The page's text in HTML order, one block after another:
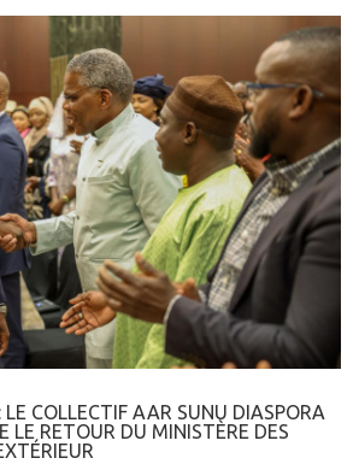
COLLECTIF AAR SUNU DIASPORA
LE RETOUR DU MINISTÈRE DES